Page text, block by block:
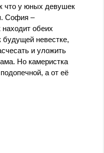
что у юных девушек
София –
обеих
будущей невестке,
и уложить
Но камеристка
а от её